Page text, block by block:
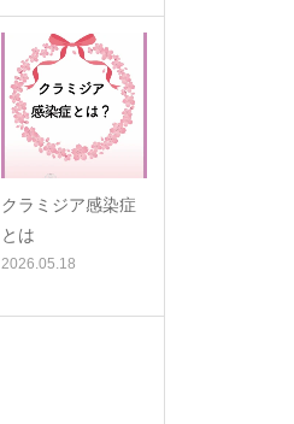
クラミジア感染症
とは
2026.05.18